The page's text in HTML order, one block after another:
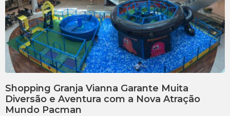
Shopping Granja Vianna Garante Muita
Diversão e Aventura com a Nova Atração
Mundo Pacman